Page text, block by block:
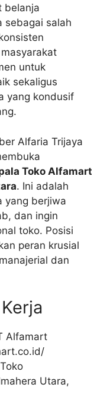
belanja
sebagai salah
untuk
sekaligus
yang kondusif
Alfaria Trijaya
Toko Alfamart
. Ini adalah
yang berjiwa
dan ingin
toko. Posisi
peran krusial
dan
Alfamart
Utara,